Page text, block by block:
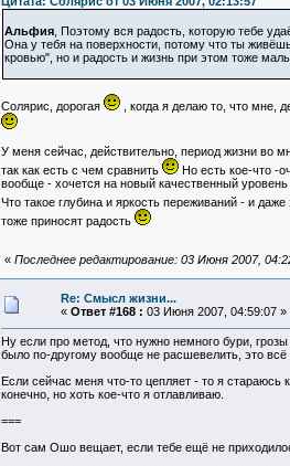
Альфия, Поэтому вся радость, которую тебе
Она у тебя на поверхности, потому что ты
кровью", но и радость и жизнь при этом тоже
Солярис, дорогая , когда я делаю то, что мне,
У меня сейчас, действительно, период жизни во
так как есть с чем сравнить
Но есть кое-что -
вообще - хочется на новый качественный
Что такое глубина и яркость переживаний - и
тоже приносят радость
« Последнее редактирование: 03 Июня 2007,
Re: Смысл жизни...
« Ответ #168 : 03 Июня 2007, 04:59:07 »
Ну если про метод, что нужно немного бури,
было по-другому вообще не расшевелить, это всё
Если сейчас меня что-то цепляет - то я
конечно, но хоть кое-что я отлавливаю.
===
Вот сам Ошо вещает, если тебе ещё не